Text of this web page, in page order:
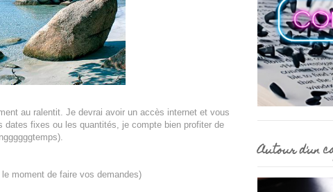
au ralentit. Je devrai avoir un accès internet et vous
fixes ou les quantités, je compte bien profiter de
moment de faire vos demandes)
Autour d'un